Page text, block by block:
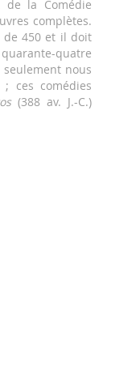
de la Comédie
complètes.
de 450 et il doit
quatre
nous
ces comédies
(388 av. J.-C.)